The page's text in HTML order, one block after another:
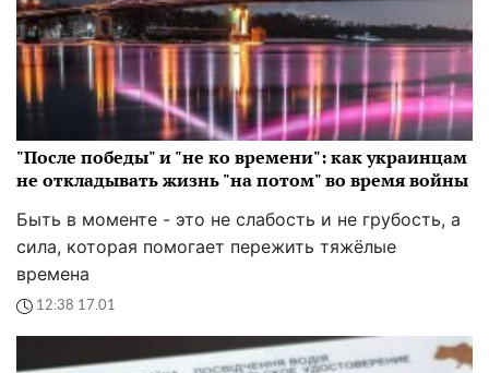
"После победы" и "не ко времени": как украинцам
не откладывать жизнь "на потом" во время войны
Быть в моменте - это не слабость и не грубость, а
сила, которая помогает пережить тяжёлые
времена
12:38 17.01